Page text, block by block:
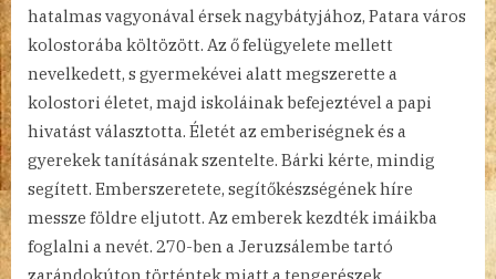
hatalmas vagyonával érsek nagybátyjához, Patara város
kolostorába költözött. Az ő felügyelete mellett
nevelkedett, s gyermekévei alatt megszerette a
kolostori életet, majd iskoláinak befejeztével a papi
hivatást választotta. Életét az emberiségnek és a
gyerekek tanításának szentelte. Bárki kérte, mindig
segített. Emberszeretete, segítőkészségének híre
messze földre eljutott. Az emberek kezdték imáikba
foglalni a nevét. 270-ben a Jeruzsálembe tartó